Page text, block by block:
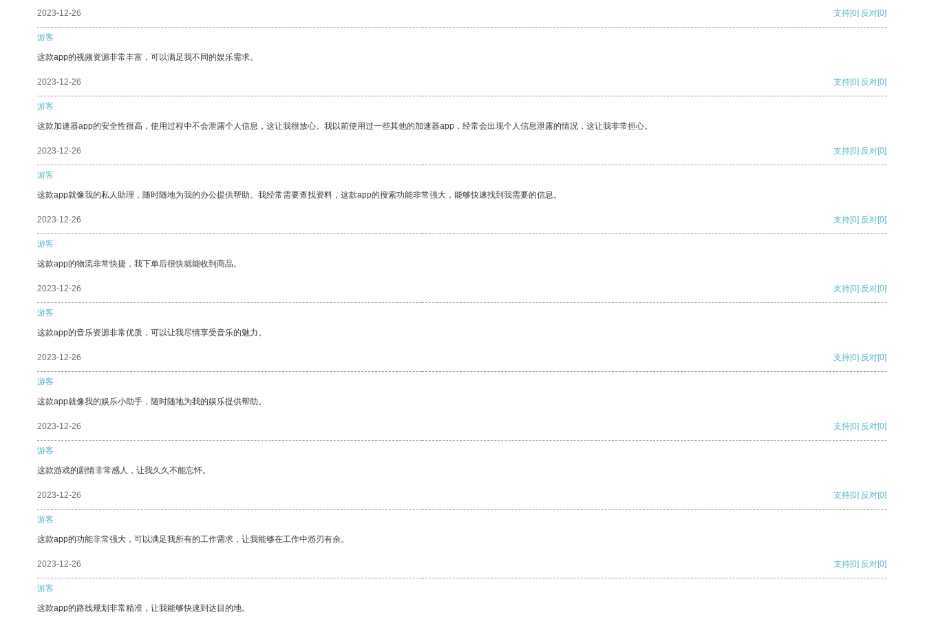
2023-12-26 支持[0] 反对[0]
游客
这款app的视频资源非常丰富，可以满足我不同的娱乐需求。
2023-12-26 支持[0] 反对[0]
游客
这款加速器app的安全性很高，使用过程中不会泄露个人信息，这让我很放心。我以前使用过一些其他的加速器app，经常会出现个人信息泄露的情况，这让我非常担心。
2023-12-26 支持[0] 反对[0]
游客
这款app就像我的私人助理，随时随地为我的办公提供帮助。我经常需要查找资料，这款app的搜索功能非常强大，能够快速找到我需要的信息。
2023-12-26 支持[0] 反对[0]
游客
这款app的物流非常快捷，我下单后很快就能收到商品。
2023-12-26 支持[0] 反对[0]
游客
这款app的音乐资源非常优质，可以让我尽情享受音乐的魅力。
2023-12-26 支持[0] 反对[0]
游客
这款app就像我的娱乐小助手，随时随地为我的娱乐提供帮助。
2023-12-26 支持[0] 反对[0]
游客
这款游戏的剧情非常感人，让我久久不能忘怀。
2023-12-26 支持[0] 反对[0]
游客
这款app的功能非常强大，可以满足我所有的工作需求，让我能够在工作中游刃有余。
2023-12-26 支持[0] 反对[0]
游客
这款app的路线规划非常精准，让我能够快速到达目的地。